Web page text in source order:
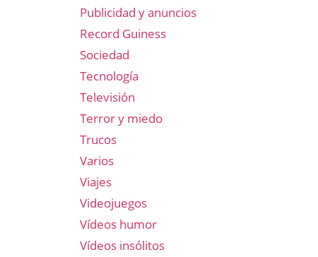
Publicidad y anuncios
Record Guiness
Sociedad
Tecnología
Televisión
Terror y miedo
Trucos
Varios
Viajes
Videojuegos
Vídeos humor
Vídeos insólitos